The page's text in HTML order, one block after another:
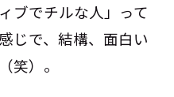
ブでチルな人」って
じで、結構、面白い
笑）。